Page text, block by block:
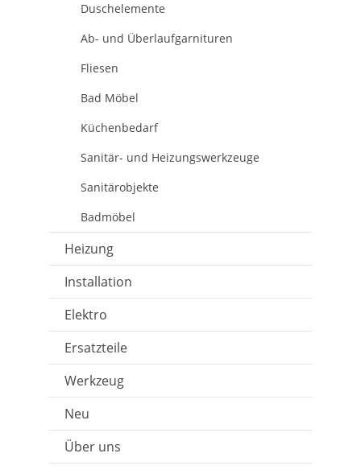
Duschelemente
Ab- und Überlaufgarnituren
Fliesen
Bad Möbel
Küchenbedarf
Sanitär- und Heizungswerkzeuge
Sanitärobjekte
Badmöbel
Heizung
Installation
Elektro
Ersatzteile
Werkzeug
Neu
Über uns